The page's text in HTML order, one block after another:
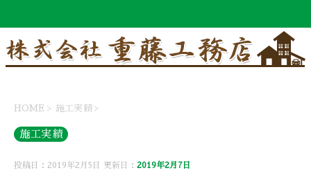
HOME > 施工実績 >
施工実績
投稿日：2019年2月5日 更新日： 2019年2月7日